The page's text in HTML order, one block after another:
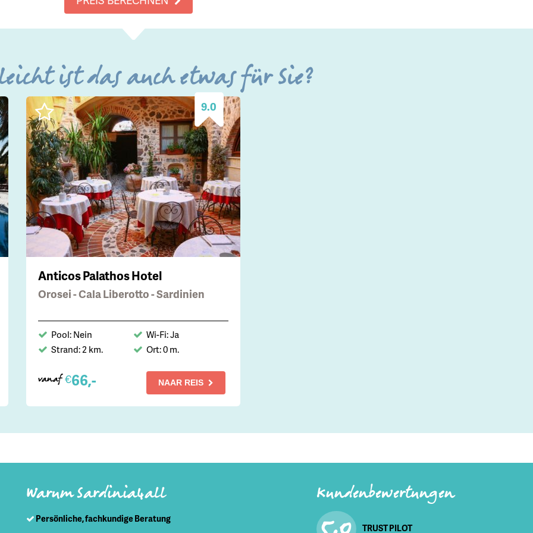
ist das auch etwas für Sie?
9.0
Anticos Palathos Hotel
Orosei - Cala Liberotto - Sardinien
Pool: Nein
Wi-Fi: Ja
Strand: 2 km.
Ort: 0 m.
vanaf €66,- NAAR REIS
Kundenbewertungen
TRUST PILOT
Warum Sardinia4all
Persönliche, fachkundige Beratung